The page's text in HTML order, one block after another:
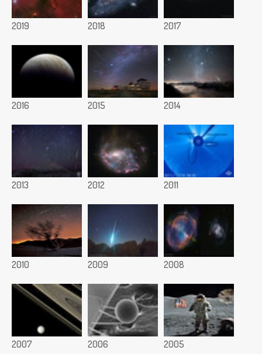
2019 2018 2017
2016 2015 2014
2013 2012 2011
2010 2009 2008
2007 2006 2005